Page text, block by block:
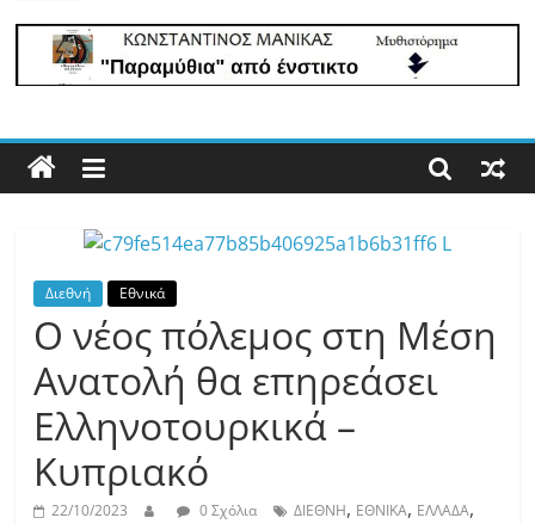
άποψη
τέλους…
Διεθνή Εθνικά
Ο νέος πόλεμος στη Μέση
Ανατολή θα επηρεάσει
Eλληνοτουρκικά –
Κυπριακό
22/10/2023 0 Σχόλια ΔΙΕΘΝΗ, ΕΘΝΙΚΑ, ΕΛΛΑΔΑ,